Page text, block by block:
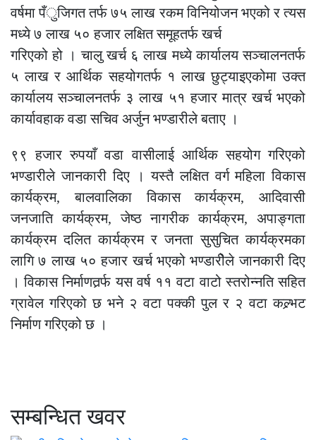
वर्षमा पँुजिगत तर्फ ७५ लाख रकम विनियोजन भएको र त्यस
मध्ये ७ लाख ५० हजार लक्षित समूहतर्फ खर्च
गरिएको हो । चालु खर्च ६ लाख मध्ये कार्यालय सञ्चालनतर्फ
५ लाख र आर्थिक सहयोगतर्फ १ लाख छुट्याइएकोमा उक्त
कार्यालय सञ्चालनतर्फ ३ लाख ५१ हजार मात्र खर्च भएको
कार्यावहाक वडा सचिव अर्जुन भण्डारीले बताए ।
९९ हजार रुपयाँ वडा वासीलाई आर्थिक सहयोग गरिएको
भण्डारीले जानकारी दिए । यस्तै लक्षित वर्ग महिला विकास
कार्यक्रम, बालवालिका विकास कार्यक्रम, आदिवासी
जनजाति कार्यक्रम, जेष्ठ नागरीक कार्यक्रम, अपाङ्गता
कार्यक्रम दलित कार्यक्रम र जनता सुसुचित कार्यक्रमका
लागि ७ लाख ५० हजार खर्च भएको भण्डारीेले जानकारी दिए
। विकास निर्माणतर्र्फ यस वर्ष ११ वटा वाटो स्तरोन्नति सहित
ग्रावेल गरिएको छ भने २ वटा पक्की पुल र २ वटा कल्र्भट
निर्माण गरिएको छ ।
सम्बन्धित खवर